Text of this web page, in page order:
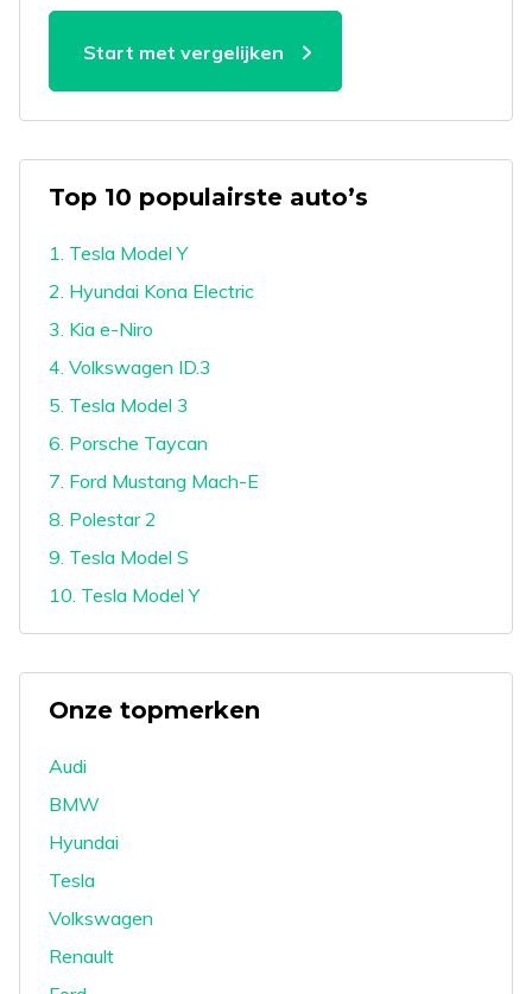
Start met vergelijken
Top 10 populairste auto’s
1. Tesla Model Y
2. Hyundai Kona Electric
3. Kia e-Niro
4. Volkswagen ID.3
5. Tesla Model 3
6. Porsche Taycan
7. Ford Mustang Mach-E
8. Polestar 2
9. Tesla Model S
10. Tesla Model Y
Onze topmerken
Audi
BMW
Hyundai
Tesla
Volkswagen
Renault